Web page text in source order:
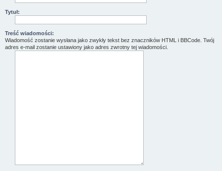
Tytuł:
Treść wiadomości:
Wiadomość zostanie wysłana jako zwykły tekst bez znaczników HTML i BBCode. Twój
adres e-mail zostanie ustawiony jako adres zwrotny tej wiadomości.